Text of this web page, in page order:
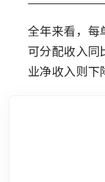
全年来看，每
可分配收入
业净收入则下